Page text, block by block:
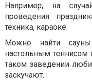
Например, на
проведения
техника, караоке.
Можно найти
настольным
таком заведении
заскучают.